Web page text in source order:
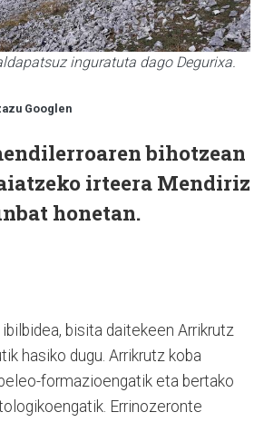
inguratuta dago Degurixa.
Googlen
bihotzean
irteera Mendiriz
honetan.
bisita daitekeen Arrikrutz
hasiko dugu. Arrikrutz koba
formazioengatik eta bertako
Errinozeronte